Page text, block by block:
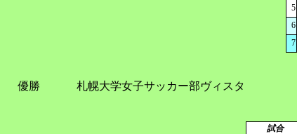
5
6
7
優勝 札幌大学女子サッカー部ヴィスタ
試合